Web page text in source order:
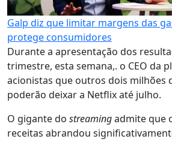
Galp diz que limitar margens das
protege consumidores
Durante a apresentação dos
trimestre, esta semana,. o CEO da
acionistas que outros dois milhões
poderão deixar a Netflix até julho.
O gigante do streamingadmite que
receitas abrandou